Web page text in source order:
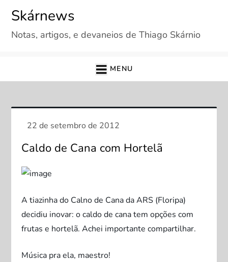
content
Skárnews
Notas, artigos, e devaneios de Thiago Skárnio
MENU
Caldo de Cana com Hortelã
A tiazinha do Calno de Cana da ARS (Floripa)
decidiu inovar: o caldo de cana tem opções com
frutas e hortelã. Achei importante compartilhar.
Música pra ela, maestro!